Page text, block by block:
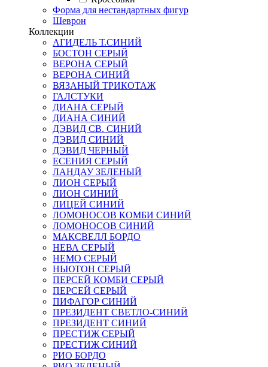
Форма для нестандартных фигур
Шеврон
Коллекции
АГИДЕЛЬ Т.СИНИЙ
БОСТОН СЕРЫЙ
ВЕРОНА СЕРЫЙ
ВЕРОНА СИНИЙ
ВЯЗАНЫЙ ТРИКОТАЖ
ГАЛСТУКИ
ДИАНА СЕРЫЙ
ДИАНА СИНИЙ
ДЭВИД СВ. СИНИЙ
ДЭВИД СИНИЙ
ДЭВИД ЧЕРНЫЙ
ЕСЕНИЯ СЕРЫЙ
ЛАНДАУ ЗЕЛЕНЫЙ
ЛИОН СЕРЫЙ
ЛИОН СИНИЙ
ЛИЦЕЙ СИНИЙ
ЛОМОНОСОВ КОМБИ СИНИЙ
ЛОМОНОСОВ СИНИЙ
МАКСВЕЛЛ БОРДО
НЕВА СЕРЫЙ
НЕМО СЕРЫЙ
НЬЮТОН СЕРЫЙ
ПЕРСЕЙ КОМБИ СЕРЫЙ
ПЕРСЕЙ СЕРЫЙ
ПИФАГОР СИНИЙ
ПРЕЗИДЕНТ СВЕТЛО-СИНИЙ
ПРЕЗИДЕНТ СИНИЙ
ПРЕСТИЖ СЕРЫЙ
ПРЕСТИЖ СИНИЙ
РИО БОРДО